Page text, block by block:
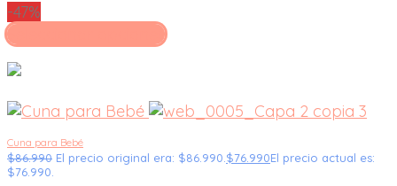
-47%
Seleccionar opciones
Cuna para Bebé
$86.990 El precio original era: $86.990. $76.990El precio actual es:
$76.990.